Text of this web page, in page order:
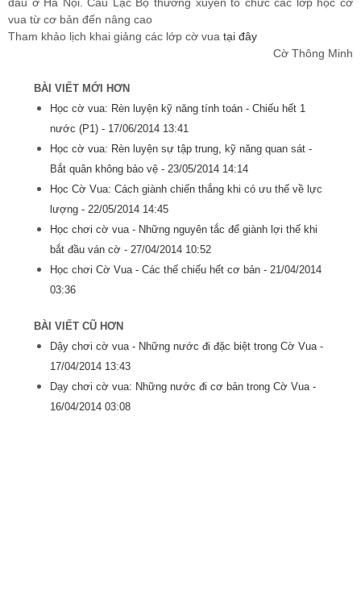
vua từ cơ bản đến nâng cao
Tham khảo lịch khai giảng các lớp cờ vua tại đây
Cờ Thông Minh
BÀI VIẾT MỚI HƠN
Học cờ vua: Rèn luyện kỹ năng tính toán - Chiếu hết 1
nước (P1) - 17/06/2014 13:41
Học cờ vua: Rèn luyện sự tập trung, kỹ năng quan sát -
Bắt quân không bảo vệ -23/05/2014 14:14
Học Cờ Vua: Cách giành chiến thắng khi có ưu thế về lực
lượng -22/05/2014 14:45
Học chơi cờ vua - Những nguyên tắc để giành lợi thế khi
bắt đầu ván cờ -27/04/2014 10:52
Học chơi Cờ Vua - Các thế chiếu hết cơ bản -21/04/2014
03:36
BÀI VIẾT CŨ HƠN
Dậy chơi cờ vua - Những nước đi đặc biệt trong Cờ Vua -
17/04/2014 13:43
Dạy chơi cờ vua: Những nước đi cơ bản trong Cờ Vua -
16/04/2014 03:08